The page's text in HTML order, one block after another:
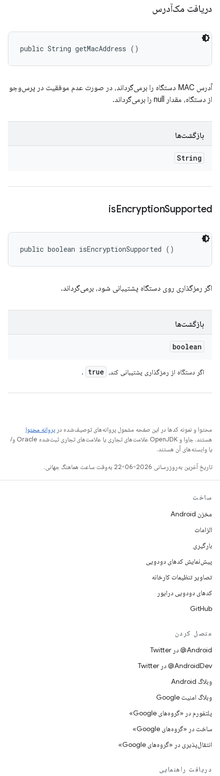
دریافت مک‌آدرس
public String getMacAddress ()
آدرس MAC دستگاه را برمی‌گرداند، در صورت عدم موفقیت در پرس‌وجو
از دستگاه، مقدار null را برمی‌گرداند.
بازگشت‌ها
String
isEncryptionSupported
public boolean isEncryptionSupported ()
اگر رمزگذاری روی دستگاه پشتیبانی شود، برمی‌گرداند.
بازگشت‌ها
boolean
اگر دستگاه از رمزگذاری پشتیبانی کند، true
.
محتوا و نمونه کدها در این صفحه مشمول پروانه‌های توصیف‌شده در پروانه محتوا
هستند. جاوا و OpenJDK علامت‌های تجاری یا علامت‌های تجاری ثبت‌شده Oracle و/
یا وابسته‌های آن هستند.
تاریخ آخرین به‌روزرسانی 2026-06-22 به‌وقت ساعت هماهنگ جهانی.
ساخت
مخزن Android
الزامات
بارگیری
پیش‌نمایش کدهای دودویی
تصاویر تنظیمات کارخانه
کدهای دودویی درایور
GitHub
متصل کردن
Android@ در Twitter
AndroidDev@ در Twitter
وبلاگ Android
وبلاگ امنیت Google
پلتفورم در «گروه‌های Google»
ساخت در «گروه‌های Google»
انتقال‌پذیری در «گروه‌های Google»
دریافت راهنمایی